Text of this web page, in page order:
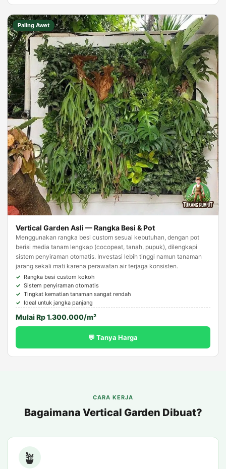
Paling Awet
Vertical Garden Asli — Rangka Besi & Pot
Menggunakan rangka besi custom sesuai kebutuhan, dengan pot
berisi media tanam lengkap (cocopeat, tanah, pupuk), dilengkapi
sistem penyiraman otomatis. Investasi lebih tinggi namun tanaman
jarang sekali mati karena perawatan air terjaga konsisten.
Rangka besi custom kokoh
Sistem penyiraman otomatis
Tingkat kematian tanaman sangat rendah
Ideal untuk jangka panjang
Mulai Rp 1.300.000/m²
💬 Tanya Harga
CARA KERJA
Bagaimana Vertical Garden Dibuat?
🪴